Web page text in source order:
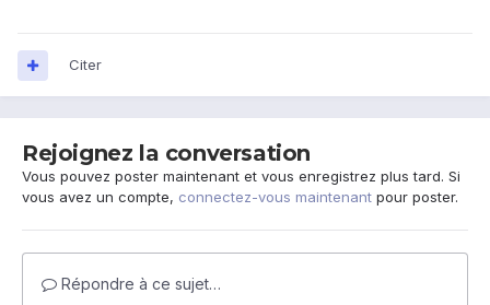
Citer
Rejoignez la conversation
Vous pouvez poster maintenant et vous enregistrez plus tard. Si
vous avez un compte, connectez-vous maintenant pour poster.
Répondre à ce sujet…